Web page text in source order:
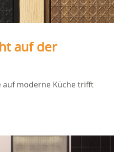
auf der
auf moderne Küche trifft